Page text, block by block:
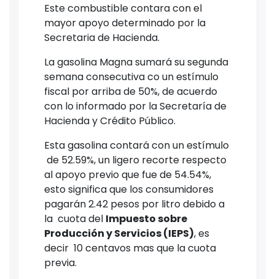
Este combustible contara con el
mayor apoyo determinado por la
Secretaria de Hacienda.
La gasolina Magna sumará su segunda
semana consecutiva co un estímulo
fiscal por arriba de 50%, de acuerdo
con lo informado por la Secretaría de
Hacienda y Crédito Público.
Esta gasolina contará con un estímulo
de 52.59%, un ligero recorte respecto
al apoyo previo que fue de 54.54%,
esto significa que los consumidores
pagarán 2.42 pesos por litro debido a
la cuota del Impuesto sobre
Producción y Servicios (IEPS), es
decir 10 centavos mas que la cuota
previa.